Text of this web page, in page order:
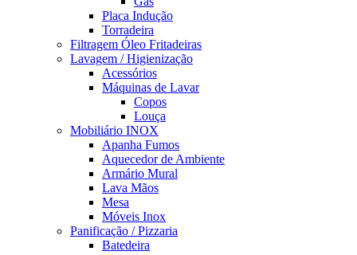
Placa Indução
Torradeira
Filtragem Óleo Fritadeiras
Lavagem / Higienização
Acessórios
Máquinas de Lavar
Copos
Louça
Mobiliário INOX
Apanha Fumos
Aquecedor de Ambiente
Armário Mural
Lava Mãos
Mesa
Móveis Inox
Panificação / Pizzaria
Batedeira